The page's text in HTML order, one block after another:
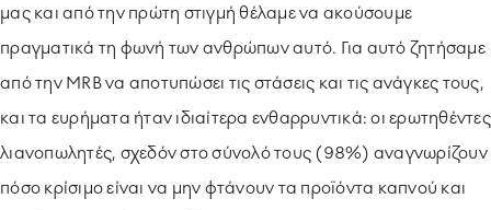
μας και από την πρώτη στιγμή θέλαμε να ακούσουμε
πραγματικά τη φωνή των ανθρώπων αυτό. Για αυτό ζητήσαμε
από την MRB να αποτυπώσει τις στάσεις και τις ανάγκες τους,
και τα ευρήματα ήταν ιδιαίτερα ενθαρρυντικά: οι ερωτηθέντες
λιανοπωλητές, σχεδόν στο σύνολό τους (98%) αναγνωρίζουν
πόσο κρίσιμο είναι να μην φτάνουν τα προϊόντα καπνού και